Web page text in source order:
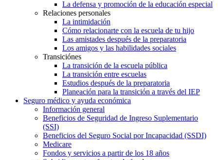
La defensa y promoción de la educación especial
Relaciones personales
La intimidación
Cómo relacionarte con la escuela de tu hijo
Las amistades después de la preparatoria
Los amigos y las habilidades sociales
Transiciónes
La transición de la escuela pública
La transición entre escuelas
Estudios después de la preparatoria
Planeación para la transición a través del IEP
Seguro médico y ayuda económica
Información general
Beneficios de Seguridad de Ingreso Suplementario
(SSI)
Beneficios del Seguro Social por Incapacidad (SSDI)
Medicare
Fondos y servicios a partir de los 18 años